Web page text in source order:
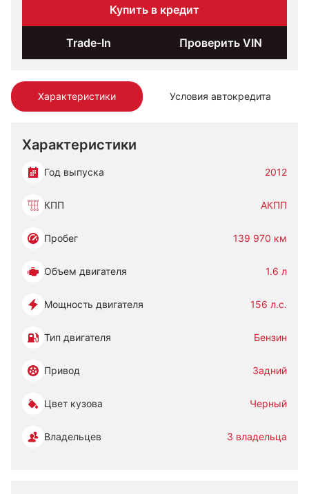
Характеристики Условия автокредита
Характеристики
Год выпуска 2012
КПП АКПП
Пробег 139 970 км
Объем двигателя 1.6 л
Мощность двигателя 156 л.с.
Тип двигателя Бензин
Привод Задний
Цвет кузова Черный
Владельцев 3 владельца
Купить в кредит
Trade-In Проверить VIN